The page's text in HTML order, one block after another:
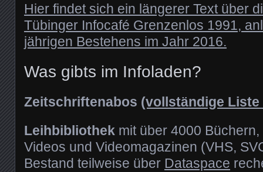
Hier findet sich ein längerer Text über
Tübinger Infocafé Grenzenlos 1991,
jährigen Bestehens im Jahr 2016.
Was gibts im Infoladen?
Zeitschriftenabos (vollständige Liste
Leihbibliothek mit über 4000
Videos und Videomagazinen (VHS,
Bestand teilweise über Dataspace